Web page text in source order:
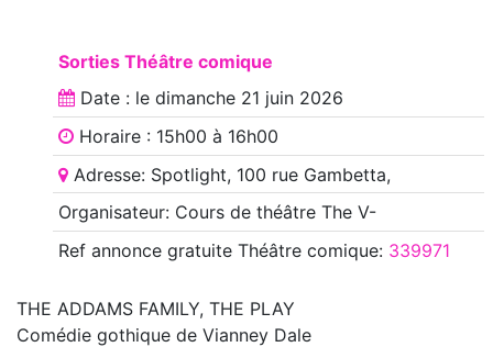
Sorties Théâtre comique
Date : le dimanche 21 juin 2026
Horaire : 15h00 à 16h00
Adresse: Spotlight, 100 rue Gambetta,
Organisateur: Cours de théâtre The V-
Ref annoncegratuite Théâtre comique: 339971
THE ADDAMS FAMILY, THE PLAY
Comédie gothique de Vianney Dale